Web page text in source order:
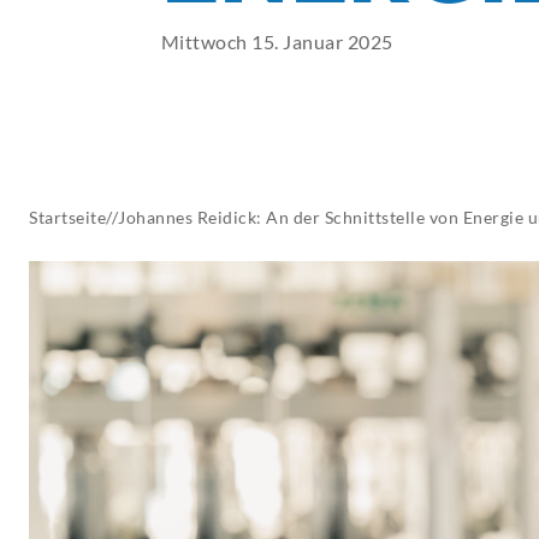
Mittwoch 15. Januar 2025
Startseite//Johannes Reidick: An der Schnittstelle von Energie